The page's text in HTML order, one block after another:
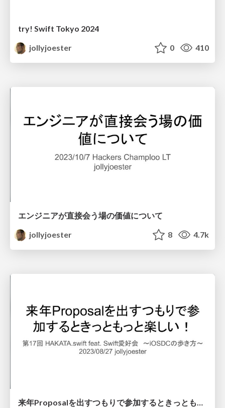
try! Swift Tokyo 2024
jollyjoester
0 410
エンジニアが直接会う場の価値について
jollyjoester
8 4.7k
来年Proposalを出すつもりで参加するときっともっと楽しい！